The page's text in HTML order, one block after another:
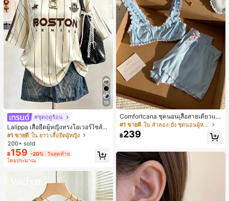
19
#ชุดฤดูร้อน
Lalippa เสื้อยืดผู้หญิงทรงโอเวอร์ไซส์ค
วามยาวกลาง คอกลม ไหล่ตก ลายพิมพ์
ตัวอักษรและลายทางแนวตั้ง สไตล์แฟชั่
นมินิมอล ของขวัญให้เพื่อน
#1 ขายดี ใน ยาว เสื้อยืดผู้หญิง
200+ sold
฿159 -20% วันสุดท้าย
โดยประมาณ
Comfortcana ชุดนอนเสื้อสายเดี่ยวแต่
งระบายและกางเกงขาสั้นสำหรับผู้หญิง
#1 ขายดี ใน ลำลอง-ยัง ชุดนอนผู้หญิง
฿239